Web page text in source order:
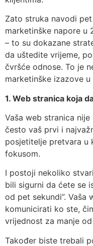
Zato struka navodi
marketinške napore u
– to su dokazane
da uštedite vrijeme,
čvršće odnose. To je
marketinške izazove u
1. Web stranica koja
Vaša web stranica
često vaš prvi i
posjetitelje pretvara u
fokusom.
I postoji nekoliko
bili sigurni da ćete se
od pet sekundi”. Vaša
komunicirati ko ste,
vrijednost za manje
Također biste trebali